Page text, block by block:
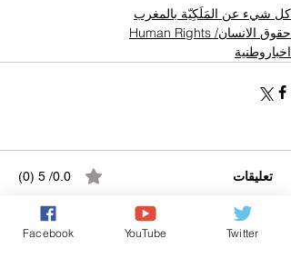
كل شيء عن المَلَكِيّة بالمغرب
حقوق الانسان/ Human Rights
اخباروطنية
تعليقات 0.0/ 5 (0)
Facebook YouTube Twitter